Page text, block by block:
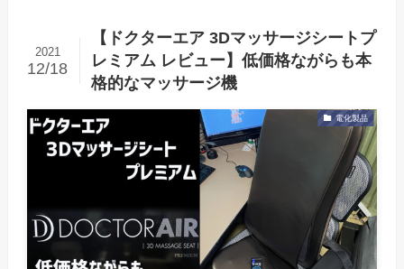
【ドクターエア 3Dマッサージシートプ
レミアム レビュー】低価格ながらも本
格的なマッサージ機
2021
12/18
電化製品